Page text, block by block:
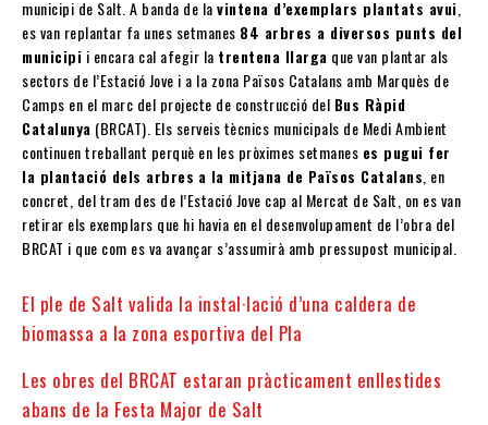
municipi de Salt. A banda de lavintena d’exemplars plantats avui,
es van replantar fa unes setmanes 84 arbres a diversos punts del
municipi i encara cal afegir la trentena llarga que van plantar als
sectors de l’Estació Jove i a la zona Països Catalans amb Marquès de
Camps en el marc del projecte de construcció del Bus Ràpid
Catalunya (BRCAT). Els serveis tècnics municipals de Medi Ambient
continuen treballant perquè en les pròximes setmanes es pugui fer
la plantació dels arbres a la mitjana de Països Catalans, en
concret, del tram des de l’Estació Jove cap al Mercat de Salt, on es van
retirar els exemplars que hi havia en el desenvolupament de l’obra del
BRCAT i que com es va avançar s’assumirà amb pressupost municipal.
El ple de Salt valida la instal·lació d’una caldera de
biomassa a la zona esportiva del Pla
Les obres del BRCAT estaran pràcticament enllestides
abans de la Festa Major de Salt